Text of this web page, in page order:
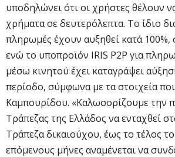
υποδηλώνει ότι οι χρήστες θέλουν
χρήματα σε δευτερόλεπτα. Το ίδιο
πληρωμές έχουν αυξηθεί κατά 100%,
ενώ το υποπροϊόν IRIS P2P για
μέσω κινητού έχει καταγράψει
περίοδο, σύμφωνα με τα στοιχεία
Καμπουρίδου. «Καλωσορίζουμε την
Τράπεζας της Ελλάδος να ενταχθεί
Τράπεζα δικαιούχου, έως το τέλος
επόμενους μήνες αναμένεται να